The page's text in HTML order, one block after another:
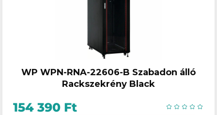
WP WPN-RNA-22606-B Szabadon álló
Rackszekrény Black
154 390 Ft